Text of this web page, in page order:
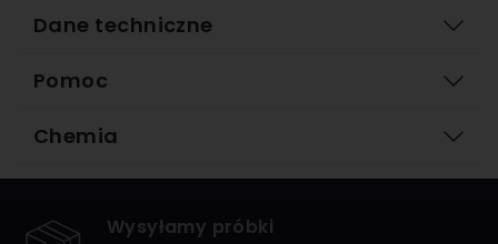
Dane techniczne
Pomoc
Chemia
Wysyłamy próbki